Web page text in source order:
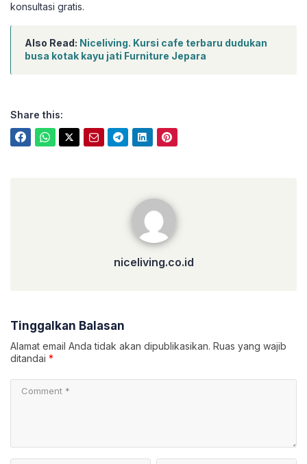
konsultasi gratis.
Also Read: Niceliving. Kursi cafe terbaru dudukan
busa kotak kayu jati Furniture Jepara
Share this:
niceliving.co.id
Tinggalkan Balasan
Alamat email Anda tidak akan dipublikasikan. Ruas yang wajib
ditandai *